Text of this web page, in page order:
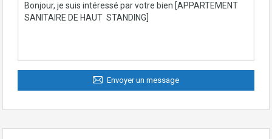
Envoyer un message